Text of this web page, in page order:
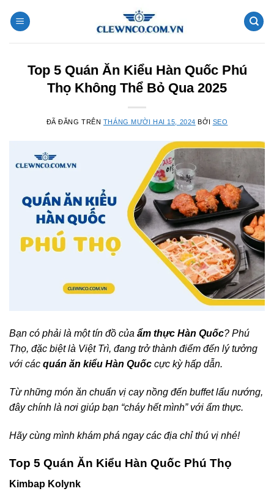
đến
Top 5 Quán Ăn Kiểu Hàn Quốc Phú
Thọ Không Thể Bỏ Qua 2025
ĐÃ ĐĂNG TRÊN THÁNG MƯỜI HAI 15, 2024 BỞI SEO
Bạn có phải là một tín đồ của ẩm thực Hàn Quốc? Phú
Thọ, đặc biệt là Việt Trì, đang trở thành điểm đến lý tưởng
với các quán ăn kiểu Hàn Quốc cực kỳ hấp dẫn.
Từ những món ăn chuẩn vị cay nồng đến buffet lẩu nướng,
đây chính là nơi giúp bạn “cháy hết mình” với ẩm thực.
Hãy cùng mình khám phá ngay các địa chỉ thú vị nhé!
Top 5 Quán Ăn Kiểu Hàn Quốc Phú Thọ
Kimbap Kolynk